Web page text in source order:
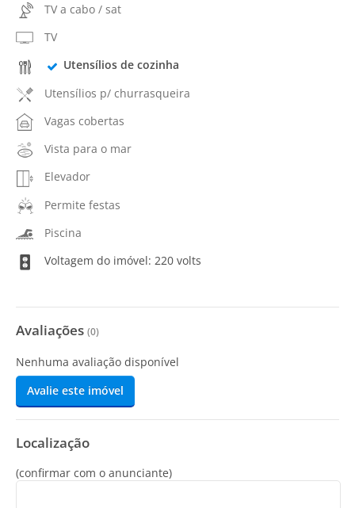
TV a cabo / sat
TV
Utensílios de cozinha
Utensílios p/ churrasqueira
Vagas cobertas
Vista para o mar
Elevador
Permite festas
Piscina
Voltagem do imóvel: 220 volts
Avaliações (0)
Nenhuma avaliação disponível
Avalie este imóvel
Localização
(confirmar com o anunciante)